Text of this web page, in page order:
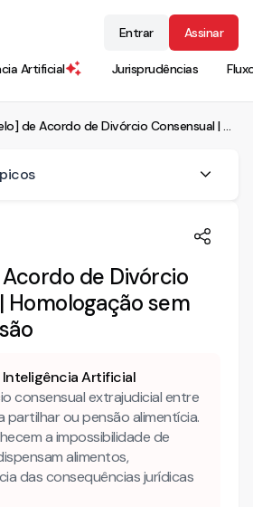
Artificial Jurisprudências
Entrar Assinar
[Modelo] de Acordo de Divórcio Consensual | Homologação sem Bens ou Pensão
CONSENSUAL EXTRAJUDICIAL
– DESNECESSIDADE
de Divórcio
Homologação sem
Inteligência Artificial
consensual extrajudicial entre
partilhar ou pensão alimentícia.
a impossibilidade de
alimentos,
das consequências jurídicas